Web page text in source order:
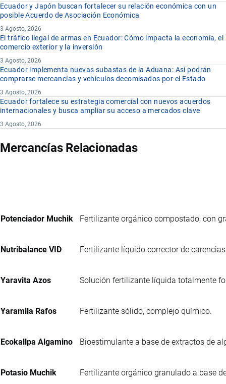
Ecuador y Japón buscan fortalecer su relación económica con un
posible Acuerdo de Asociación Económica
3 Agosto, 2026
El tráfico ilegal de armas en Ecuador: Cómo impacta la economía, el
comercio exterior y la inversión
3 Agosto, 2026
Ecuador implementa nuevas subastas de la Aduana: Así podrán
comprarse mercancías y vehículos decomisados por el Estado
3 Agosto, 2026
Ecuador fortalece su estrategia comercial con nuevos acuerdos
internacionales y busca ampliar su acceso a mercados clave
3 Agosto, 2026
Mercancías Relacionadas
Potenciador Muchik Fertilizante orgánico compostado, con
Nutribalance VID Fertilizante líquido corrector de
Yaravita Azos Solución fertilizante líquida totalmente
Yaramila Rafos Fertilizante sólido, complejo químico.
Ecokallpa Algamino Bioestimulante a base de extractos de
Potasio Muchik Fertilizante orgánico granulado a base